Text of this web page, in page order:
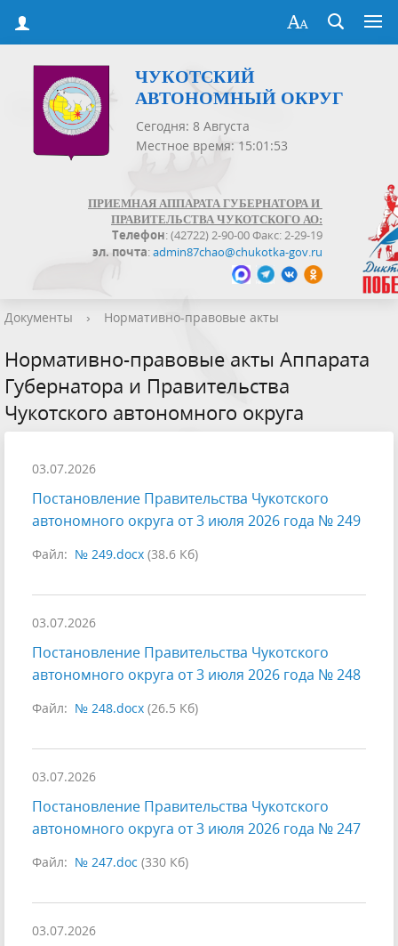
ЧУКОТСКИЙ
АВТОНОМНЫЙ ОКРУГ
Сегодня: 8 Августа
Местное время: 15:01:53
ПРИЕМНАЯ АППАРАТА ГУБЕРНАТОРА И
ПРАВИТЕЛЬСТВА ЧУКОТСКОГО АО:
Телефон: (42722) 2-90-00 Факс: 2-29-19
эл. почта:admin87chao@chukotka-gov.ru
Документы › Нормативно-правовые акты
Нормативно-правовые акты Аппарата
Губернатора и Правительства
Чукотского автономного округа
03.07.2026
Постановление Правительства Чукотского
автономного округа от 3 июля 2026 года № 249
Файл: № 249.docx (38.6 Кб)
03.07.2026
Постановление Правительства Чукотского
автономного округа от 3 июля 2026 года № 248
Файл: № 248.docx (26.5 Кб)
03.07.2026
Постановление Правительства Чукотского
автономного округа от 3 июля 2026 года № 247
Файл: № 247.doc (330 Кб)
03.07.2026